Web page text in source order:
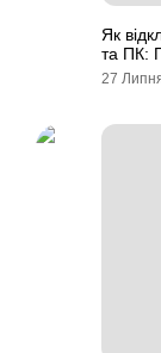
Як
та ПК:
27